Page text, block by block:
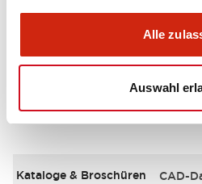
Alle
Auswahl
Dokumente und
Kataloge & Broschüren CAD-